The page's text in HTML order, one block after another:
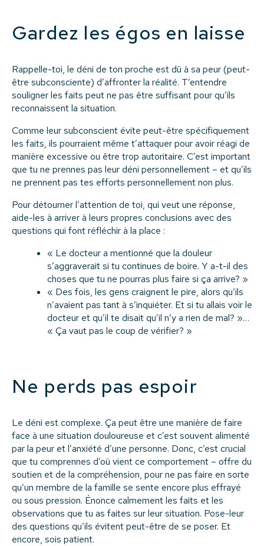
Gardez les égos en laisse
Rappelle-toi, le déni de ton proche est dû à sa peur (peut-
être subconsciente) d’affronter la réalité. T’entendre
souligner les faits peut ne pas être suffisant pour qu’ils
reconnaissent la situation.
Comme leur subconscient évite peut-être spécifiquement
les faits, ils pourraient même t’attaquer pour avoir réagi de
manière excessive ou être trop autoritaire. C’est important
que tu ne prennes pas leur déni personnellement – et qu’ils
ne prennent pas tes efforts personnellement non plus.
Pour détourner l’attention de toi, qui veut une réponse,
aide-les à arriver à leurs propres conclusions avec des
questions qui font réfléchir à la place :
« Le docteur a mentionné que la douleur
s’aggraverait si tu continues de boire. Y a-t-il des
choses que tu ne pourras plus faire si ça arrive? »
« Des fois, les gens craignent le pire, alors qu’ils
n’avaient pas tant à s’inquiéter. Et si tu allais voir le
docteur et qu’il te disait qu’il n’y a rien de mal? »…
« Ça vaut pas le coup de vérifier? »
Ne perds pas espoir
Le déni est complexe. Ça peut être une manière de faire
face à une situation douloureuse et c’est souvent alimenté
par la peur et l’anxiété d’une personne. Donc, c’est crucial
que tu comprennes d’où vient ce comportement – offre du
soutien et de la compréhension, pour ne pas faire en sorte
qu’un membre de la famille se sente encore plus effrayé
ou sous pression. Énonce calmement les faits et les
observations que tu as faites sur leur situation. Pose-leur
des questions qu’ils évitent peut-être de se poser. Et
encore, sois patient.